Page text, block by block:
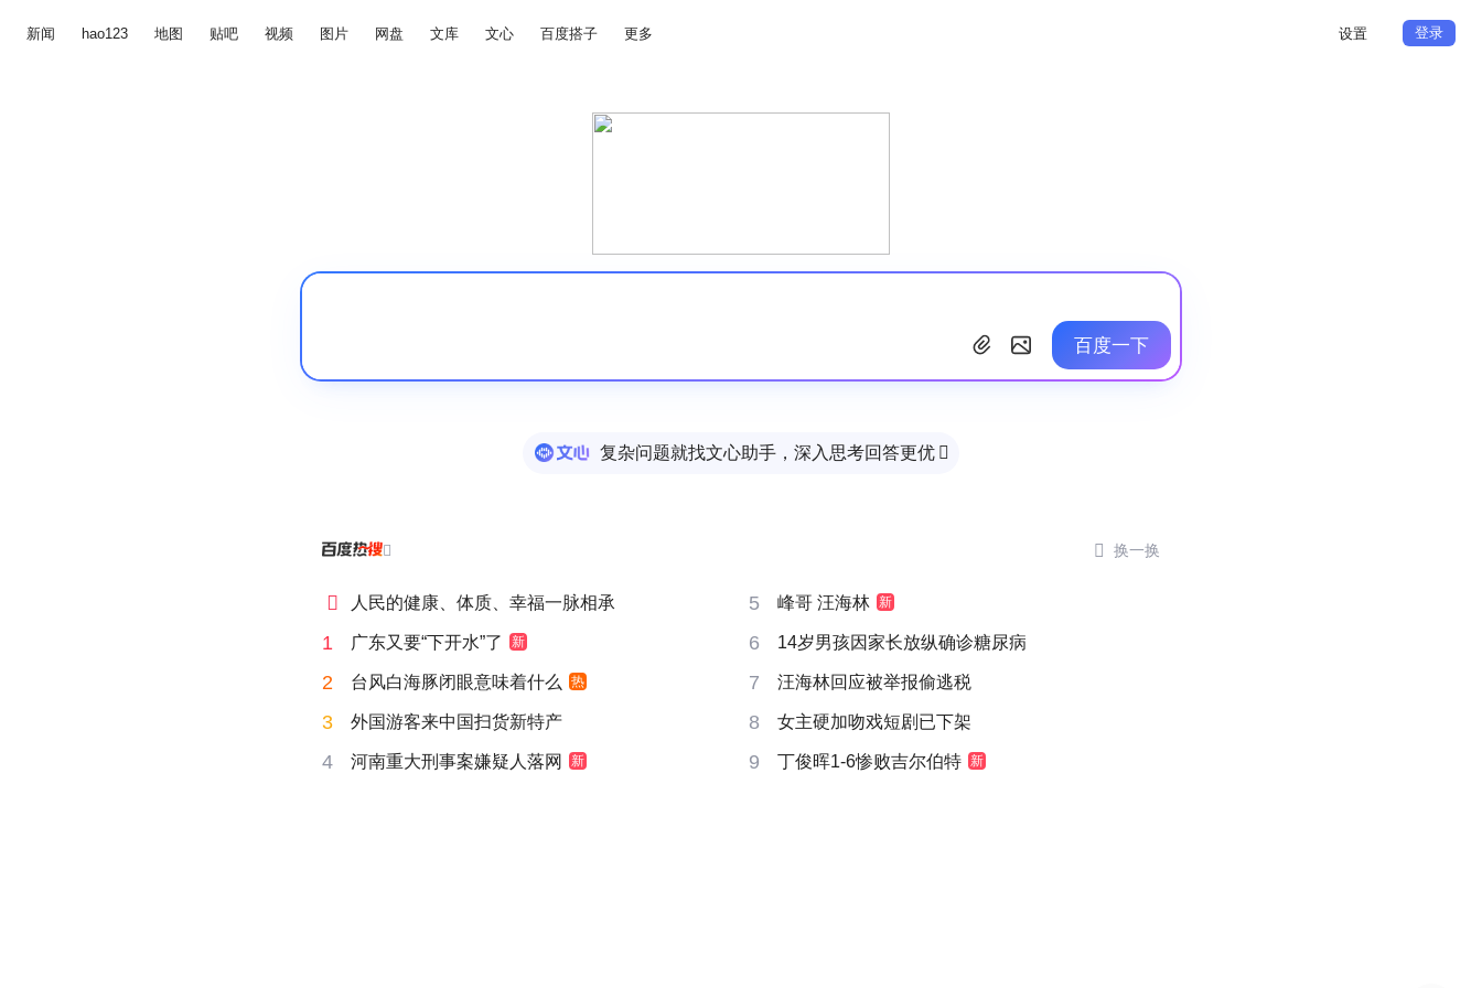
新闻 hao123 地图 贴吧 视频 图片 网盘 文库 文心 百度搭子 更多 设置 登录
百度一下
复杂问题就找文心助手，深入思考回答更优 
  换一换
 人民的健康、体质、幸福一脉相承 5 峰哥 汪海林 新
1 广东又要“下开水”了 新 6 14岁男孩因家长放纵确诊糖尿病
2 台风白海豚闭眼意味着什么 热 7 汪海林回应被举报偷逃税
3 外国游客来中国扫货新特产 8 女主硬加吻戏短剧已下架
4 河南重大刑事案嫌疑人落网 新 9 丁俊晖1-6惨败吉尔伯特 新